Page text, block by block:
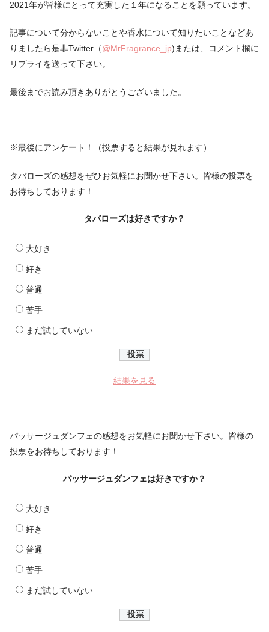
2021年が皆様にとって充実した１年になることを願っています。
記事について分からないことや香水について知りたいことなどあ
りましたら是非Twitter（ @MrFragrance_jp)または、コメント欄に
リプライを送って下さい。
最後までお読み頂きありがとうございました。
※最後にアンケート！（投票すると結果が見れます）
タバローズの感想をぜひお気軽にお聞かせ下さい。皆様の投票を
お待ちしております！
タバローズは好きですか？
大好き
好き
普通
苦手
まだ試していない
結果を見る
パッサージュダンフェの感想をお気軽にお聞かせ下さい。皆様の
投票をお待ちしております！
パッサージュダンフェは好きですか？
大好き
好き
普通
苦手
まだ試していない